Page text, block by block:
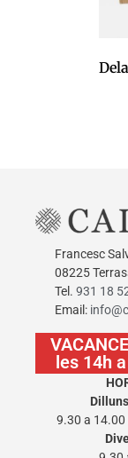
Francesc
08225
Tel.931 18
Email:
les 14h
9.30 a